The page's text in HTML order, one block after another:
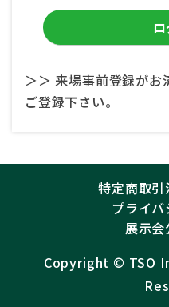
＞＞ 来場事前登録がお
ご登録下さい。
特定商取
プライ
展示会
Copyright ©︎ TSO